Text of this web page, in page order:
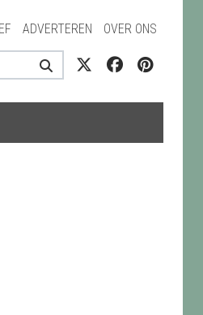
ADVERTEREN OVER ONS